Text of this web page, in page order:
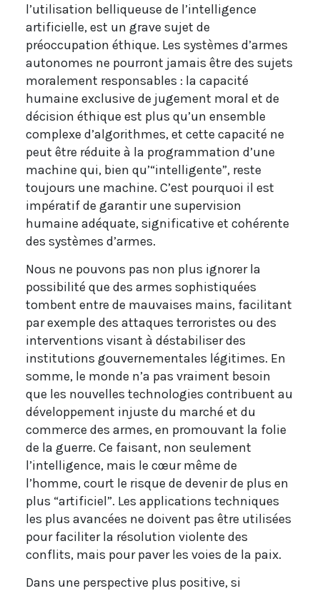
l’utilisation belliqueuse de l’intelligence
artificielle, est un grave sujet de
préoccupation éthique. Les systèmes d’armes
autonomes ne pourront jamais être des sujets
moralement responsables : la capacité
humaine exclusive de jugement moral et de
décision éthique est plus qu’un ensemble
complexe d’algorithmes, et cette capacité ne
peut être réduite à la programmation d’une
machine qui, bien qu’“intelligente”, reste
toujours une machine. C’est pourquoi il est
impératif de garantir une supervision
humaine adéquate, significative et cohérente
des systèmes d’armes.
Nous ne pouvons pas non plus ignorer la
possibilité que des armes sophistiquées
tombent entre de mauvaises mains, facilitant
par exemple des attaques terroristes ou des
interventions visant à déstabiliser des
institutions gouvernementales légitimes. En
somme, le monde n’a pas vraiment besoin
que les nouvelles technologies contribuent au
développement injuste du marché et du
commerce des armes, en promouvant la folie
de la guerre. Ce faisant, non seulement
l’intelligence, mais le cœur même de
l’homme, court le risque de devenir de plus en
plus “artificiel”. Les applications techniques
les plus avancées ne doivent pas être utilisées
pour faciliter la résolution violente des
conflits, mais pour paver les voies de la paix.
Dans une perspective plus positive, si